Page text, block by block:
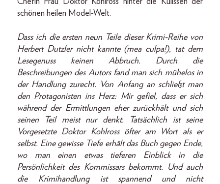
schönen heilen Model-­Welt.
Dass ich die ersten neun Teile dieser Krimi-­Reihe von
Herbert Dutzler nicht kannte (mea culpa!), tat dem
Lesegenuss keinen Abbruch. Durch die
Beschreibungen des Autors fand man sich mühelos in
der Handlung zurecht. Von Anfang an schließt man
den Protagonisten ins Herz: Mir gefiel, dass er sich
während der Ermittlungen eher zurückhält und sich
seinen Teil meist nur denkt. Tatsächlich ist seine
Vorgesetzte Doktor Kohlross öfter am Wort als er
selbst. Eine gewisse Tiefe erhält das Buch gegen Ende,
wo man einen etwas tieferen Einblick in die
Persönlichkeit des Kommissars bekommt. Und auch
die Krimihandlung ist spannend und nicht